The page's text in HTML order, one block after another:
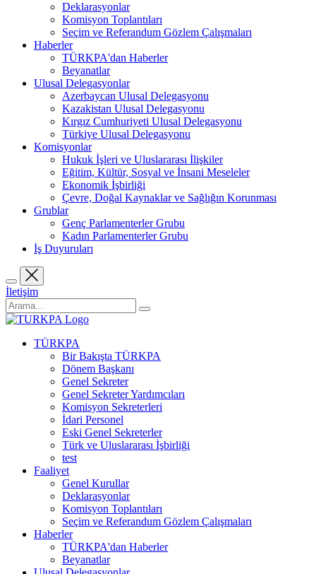
Deklarasyonlar
Komisyon Toplantıları
Seçim ve Referandum Gözlem Çalışmaları
Haberler
TÜRKPA'dan Haberler
Beyanatlar
Ulusal Delegasyonlar
Azerbaycan Ulusal Delegasyonu
Kazakistan Ulusal Delegasyonu
Kırgız Cumhuriyeti Ulusal Delegasyonu
Türkiye Ulusal Delegasyonu
Komisyonlar
Hukuk İşleri ve Uluslararası İlişkiler
Eğitim, Kültür, Sosyal ve İnsani Meseleler
Ekonomik İşbirliği
Çevre, Doğal Kaynaklar ve Sağlığın Korunması
Grublar
Genç Parlamenterler Grubu
Kadın Parlamenterler Grubu
İş Duyuruları
İletişim
TÜRKPA
Bir Bakışta TÜRKPA
Dönem Başkanı
Genel Sekreter
Genel Sekreter Yardımcıları
Komisyon Sekreterleri
İdari Personel
Eski Genel Sekreterler
Türk ve Uluslararası İşbirliği
test
Faaliyet
Genel Kurullar
Deklarasyonlar
Komisyon Toplantıları
Seçim ve Referandum Gözlem Çalışmaları
Haberler
TÜRKPA'dan Haberler
Beyanatlar